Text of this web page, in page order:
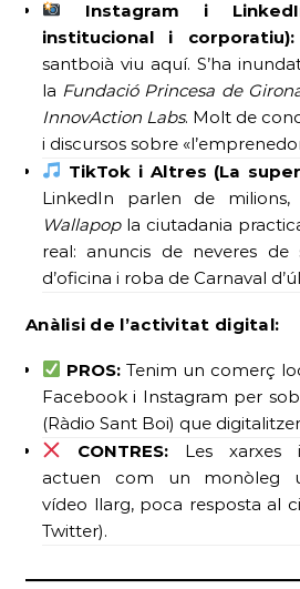
Instagram i
institucional i corporatiu):
santboià viu aquí. S’ha
la Fundació Princesa de
InnovAction Labs. Molt de
i discursos sobre
TikTok i Altres (La
LinkedIn parlen de
Wallapopla ciutadania
real: anuncis de neveres de
d’oficina i roba de Carnaval
Anàlisi de l’activitat digital:
PROS: Tenim un comerç
Facebook i Instagram per
(Ràdio Sant Boi) que
CONTRES: Les xarxes
actuen com un monòleg
vídeo llarg, poca resposta al
Twitter).